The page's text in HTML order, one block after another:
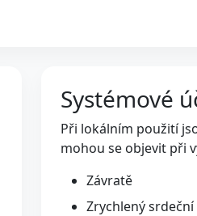
Systémové
Při lokálním použití
mohou se objevit při
Závratě
Zrychlený